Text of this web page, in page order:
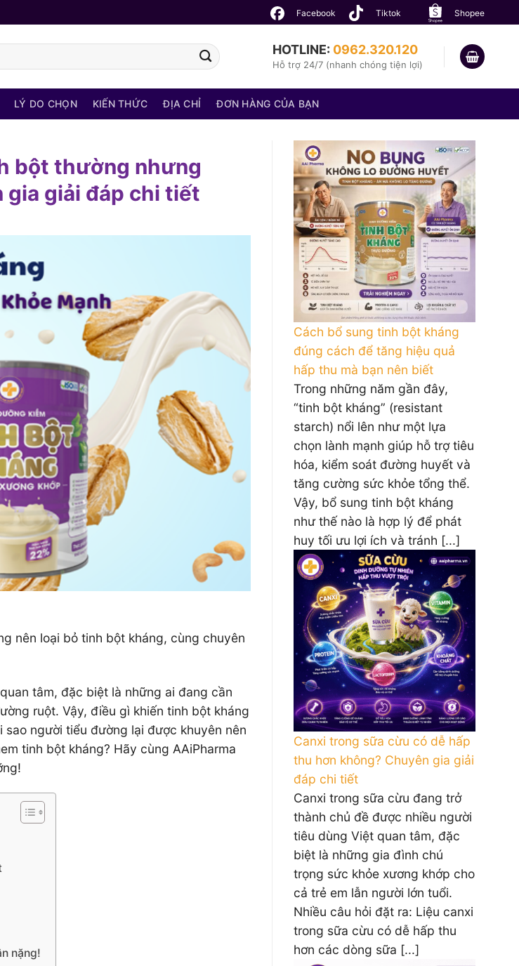
Facebook Tiktok Shopee
HOTLINE: 0962.320.120
Hỗ trợ 24/7 (nhanh chóng tiện lợi)
LÝ DO CHỌN KIẾN THỨC ĐỊA CHỈ ĐƠN HÀNG CỦA BẠN
bột thường nhưng
gia giải đáp chi tiết
nên loại bỏ tinh bột kháng, cùng chuyên
tâm, đặc biệt là những ai đang cần
ruột. Vậy, điều gì khiến tinh bột kháng
người tiểu đường lại được khuyên nên
tinh bột kháng? Hãy cùng AAiPharma
nặng!
Cách bổ sung tinh bột kháng
đúng cách để tăng hiệu quả
hấp thu mà bạn nên biết
Trong những năm gần đây,
“tinh bột kháng” (resistant
starch) nổi lên như một lựa
chọn lành mạnh giúp hỗ trợ tiêu
hóa, kiểm soát đường huyết và
tăng cường sức khỏe tổng thể.
Vậy, bổ sung tinh bột kháng
như thế nào là hợp lý để phát
huy tối ưu lợi ích và tránh [...]
Canxi trong sữa cừu có dễ hấp
thu hơn không? Chuyên gia giải
đáp chi tiết
Canxi trong sữa cừu đang trở
thành chủ đề được nhiều người
tiêu dùng Việt quan tâm, đặc
biệt là những gia đình chú
trọng sức khỏe xương khớp cho
cả trẻ em lẫn người lớn tuổi.
Nhiều câu hỏi đặt ra: Liệu canxi
trong sữa cừu có dễ hấp thu
hơn các dòng sữa [...]